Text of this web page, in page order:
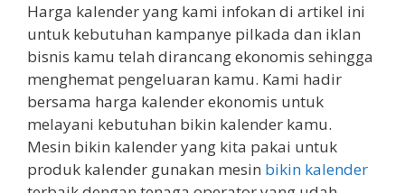
Harga kalender yang kami infokan di artikel ini
untuk kebutuhan kampanye pilkada dan iklan
bisnis kamu telah dirancang ekonomis sehingga
menghemat pengeluaran kamu. Kami hadir
bersama harga kalender ekonomis untuk
melayani kebutuhan bikin kalender kamu.
Mesin bikin kalender yang kita pakai untuk
produk kalender gunakan mesin bikin kalender